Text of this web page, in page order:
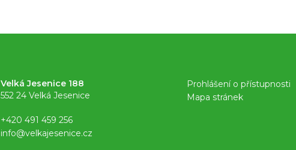
Velká Jesenice 188
552 24 Velká Jesenice
+420 491 459 256
info@velkajesenice.cz
Prohlášení o přístupnosti
Mapa stránek